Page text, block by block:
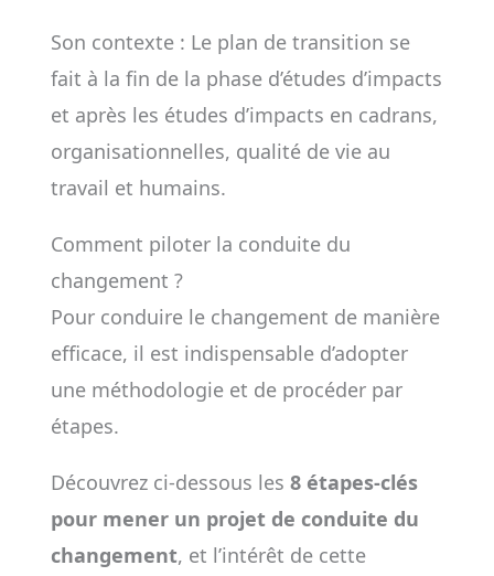
Son contexte : Le plan de transition se
fait à la fin de la phase d’études d’impacts
et après les études d’impacts en cadrans,
organisationnelles, qua­lité de vie au
travail et humains.
Comment piloter la conduite du
changement ?
Pour conduire le changement de manière
efficace, il est indispensable d’adopter
une méthodologie et de procéder par
étapes.
Découvrez ci-dessous les 8 étapes-clés
pour mener un projet de conduite du
changement, et l’intérêt de cette